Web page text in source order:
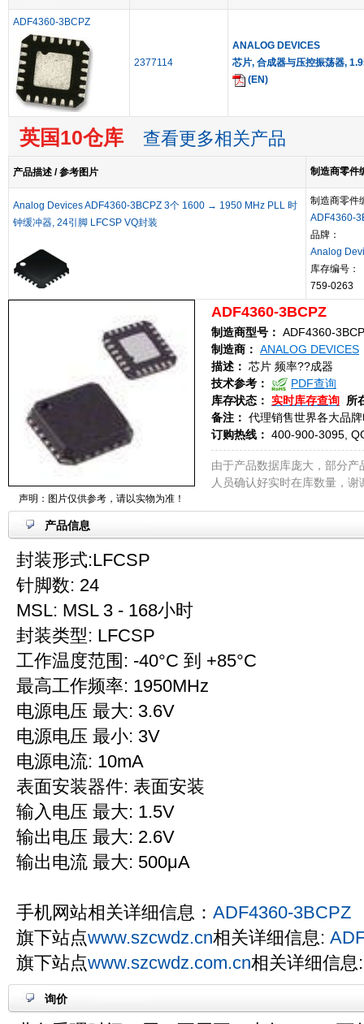
ADF4360-3BCPZ
2377114
ANALOG DEVICES
芯片, 合成器与压控振荡器,
(EN)
英国10仓库 查看更多相关产品
产品描述 / 参考图片 制造商零件
Analog Devices ADF4360-3BCPZ 3个 1600 → 1950 MHz PLL 时
钟缓冲器, 24引脚 LFCSP VQ封装
制造商零件
ADF4360-
品牌：
Analog
库存编号：
759-0263
声明：图片仅供参考，请以实物为准！
ADF4360-3BCPZ
制造商型号： ADF4360-
制造商： ANALOG DEVICES
描述： 芯片 频率??成器
技术参考：
PDF查询
库存状态： 实时库存查询
所
备注： 代理销售世界各大品
订购热线： 400-900-3095,
由于产品数据库庞大，部分
人员确认好实时在库数量，谢
产品信息
封装形式:LFCSP
针脚数: 24
MSL: MSL 3 - 168小时
封装类型: LFCSP
工作温度范围: -40°C 到 +85°C
最高工作频率: 1950MHz
电源电压 最大: 3.6V
电源电压 最小: 3V
电源电流: 10mA
表面安装器件: 表面安装
输入电压 最大: 1.5V
输出电压 最大: 2.6V
输出电流 最大: 500μA
手机网站相关详细信息： ADF4360-3BCPZ
旗下站点www.szcwdz.cn相关详细信息:
旗下站点www.szcwdz.com.cn相关详细信
询价